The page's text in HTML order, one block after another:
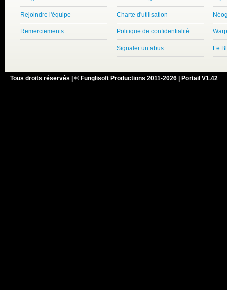
Rejoindre l'équipe
Remerciements
Charte d'utilisation
Politique de confidentialité
Signaler un abus Le
Tous droits réservés | © Funglisoft Productions 2011-2026 | Portail V1.42